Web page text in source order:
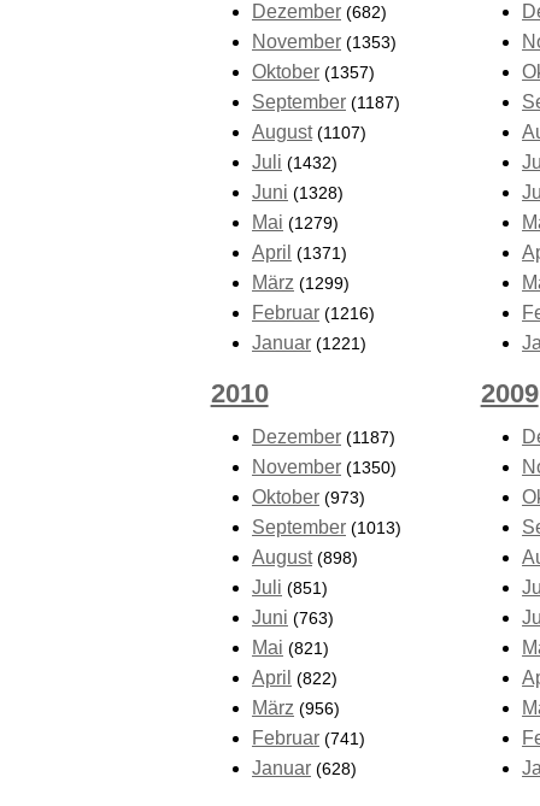
Dezember (682)
November (1353)
Oktober (1357)
September (1187)
August (1107)
Juli (1432)
Juni (1328)
Mai (1279)
April (1371)
März (1299)
Februar (1216)
Januar (1221)
2010
Dezember (1187)
November (1350)
Oktober (973)
September (1013)
August (898)
Juli (851)
Juni (763)
Mai (821)
April (822)
März (956)
Februar (741)
Januar (628)
2009